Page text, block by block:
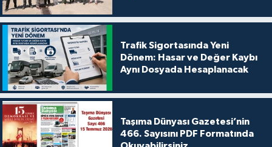
Trafik Sigortasında Yeni
Dönem: Hasar ve Değer Kaybı
Aynı Dosyada Hesaplanacak
Taşıma Dünyası Gazetesi’nin
466. Sayısını PDF Formatında